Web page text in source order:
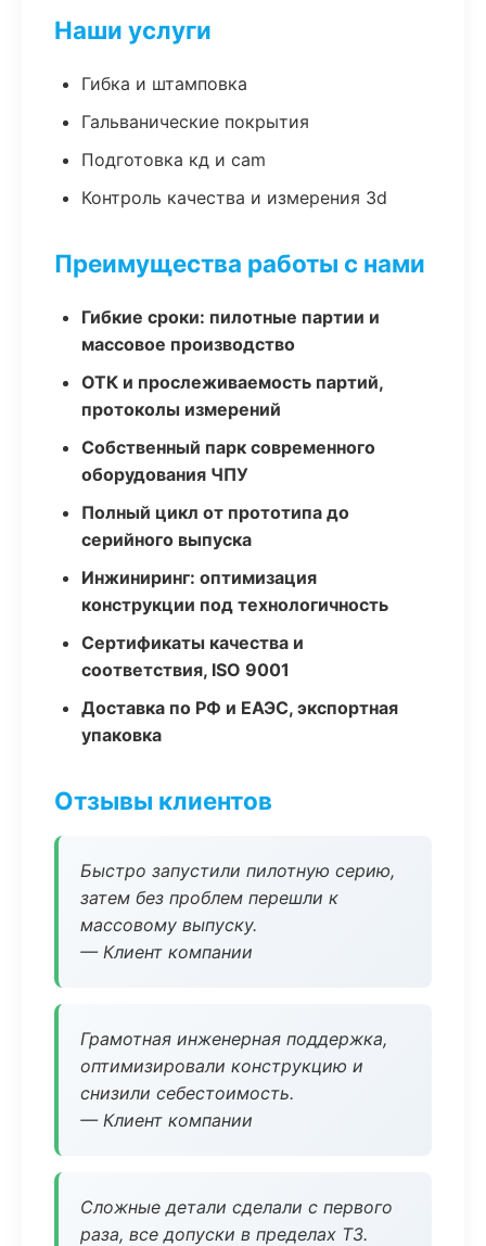
Наши услуги
Гибка и штамповка
Гальванические покрытия
Подготовка кд и cam
Контроль качества и измерения 3d
Преимущества работы с нами
Гибкие сроки: пилотные партии и
массовое производство
ОТК и прослеживаемость партий,
протоколы измерений
Собственный парк современного
оборудования ЧПУ
Полный цикл от прототипа до
серийного выпуска
Инжиниринг: оптимизация
конструкции под технологичность
Сертификаты качества и
соответствия, ISO 9001
Доставка по РФ и ЕАЭС, экспортная
упаковка
Отзывы клиентов
Быстро запустили пилотную серию,
затем без проблем перешли к
массовому выпуску.
— Клиент компании
Грамотная инженерная поддержка,
оптимизировали конструкцию и
снизили себестоимость.
— Клиент компании
Сложные детали сделали с первого
раза, все допуски в пределах ТЗ.